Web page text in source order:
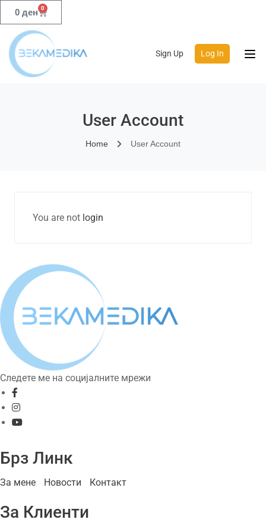
0 ден 0
Sign Up Log In
User Account
Home User Account
You are not login
Следете ме на социјалните мрежи
Брз Линк
За мене Новости Контакт
За Клиенти